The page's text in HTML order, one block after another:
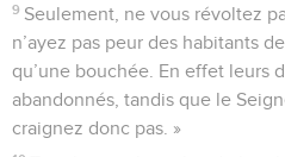
9 Seulement, ne vous révoltez
n’ayez pas peur des habitants
qu’une bouchée. En effet leurs
abandonnés, tandis que le
craignez donc pas. »